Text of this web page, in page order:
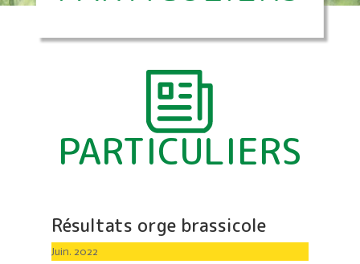
PARTICULIERS
Résultats orge brassicole
Juin. 2022